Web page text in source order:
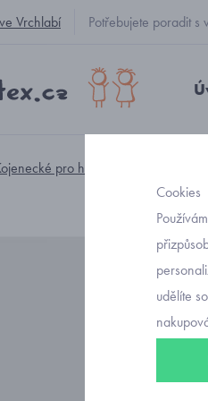
Vrchlabí Potřebujete poradit
pro holčičky
Cookies
udělíte